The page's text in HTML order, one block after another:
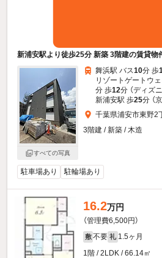
新浦安駅より徒歩25分 新築 3階建の賃貸物
すべての写真
舞浜駅 バス10分 歩
リゾートゲートウ
分 歩12分 （ディズニ
新浦安駅 歩25分 （
千葉県浦安市東野2
3階建 / 新築 / 木造
駐車場あり 駐輪場あり
16.2万円
（管理費6,500円）
敷 不要 礼 1.5ヶ月
1階 / 2LDK / 66.14㎡